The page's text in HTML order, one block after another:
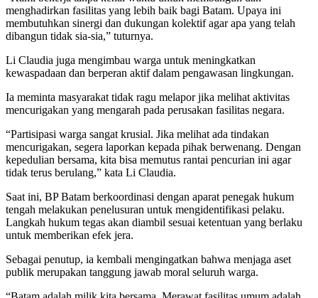
menghadirkan fasilitas yang lebih baik bagi Batam. Upaya ini
membutuhkan sinergi dan dukungan kolektif agar apa yang telah
dibangun tidak sia-sia,” tuturnya.
Li Claudia juga mengimbau warga untuk meningkatkan
kewaspadaan dan berperan aktif dalam pengawasan lingkungan.
Ia meminta masyarakat tidak ragu melapor jika melihat aktivitas
mencurigakan yang mengarah pada perusakan fasilitas negara.
“Partisipasi warga sangat krusial. Jika melihat ada tindakan
mencurigakan, segera laporkan kepada pihak berwenang. Dengan
kepedulian bersama, kita bisa memutus rantai pencurian ini agar
tidak terus berulang,” kata Li Claudia.
Saat ini, BP Batam berkoordinasi dengan aparat penegak hukum
tengah melakukan penelusuran untuk mengidentifikasi pelaku.
Langkah hukum tegas akan diambil sesuai ketentuan yang berlaku
untuk memberikan efek jera.
Sebagai penutup, ia kembali mengingatkan bahwa menjaga aset
publik merupakan tanggung jawab moral seluruh warga.